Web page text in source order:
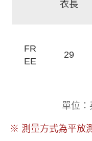
衣長
FR
EE
29
單位：
※ 測量方式為平放